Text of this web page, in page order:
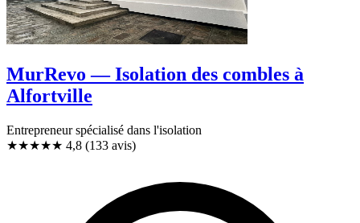
MurRevo — Isolation des combles à
Alfortville
Entrepreneur spécialisé dans l'isolation
★★★★★ 4,8 (133 avis)